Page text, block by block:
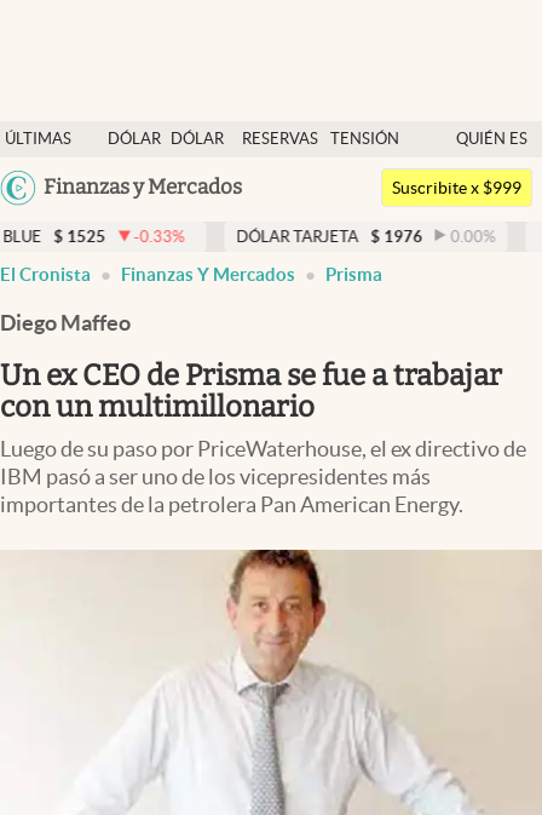
ÚLTIMAS
NOTICIAS
DÓLAR
DÓLAR
RESERVAS
TENSIÓN
GEOPOLÍTICA
QUIÉN ES
QUIÉN
Argentina
Uruguay
Finanzas y Mercados
Dólar
Members
Economía y Política
Finanzas y Mercados
Mercados Online
Negocios
Columnistas
Otras secciones
Apertura
Infotechnology
Suscribite x $999
-0.33% DÓLAR TARJETA $ 1976 0.00% DÓLAR MEP
El Cronista Finanzas Y Mercados Prisma
Diego Maffeo
Un ex CEO de Prisma se fue a trabajar
con un multimillonario
Luego de su paso por PriceWaterhouse, el ex directivo de
IBM pasó a ser uno de los vicepresidentes más
importantes de la petrolera Pan American Energy.